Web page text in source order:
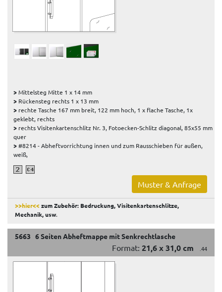
>Mittelsteg Mitte 1 x 14 mm
> Rückensteg rechts 1 x 13 mm
> rechte Tasche 167 mm breit, 122 mm hoch, 1 x flache Tasche, 1x
geklebt, rechts
> rechts Visitenkartenschlitz Nr. 3, Fotoecken-Schlitz diagonal, 85x55 mm
quer
>#8214 - Abheftvorrichtung innen und zum Rausschieben für außen,
weiß,
Muster & Anfrage
>>hier<<zum Zubehör: Bedruckung, Visitenkartenschlitze,
Mechanik, usw.
5663 6 Seiten Abheftmappe mit Senkrechtlasche
Format: 21,6 x 31,0 cm .44